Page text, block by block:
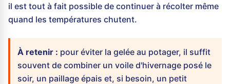
il est tout à fait possible de continuer à récolter même
quand les températures chutent.
À retenir : pour éviter la gelée au potager, il suffit
souvent de combiner un voile d'hivernage posé le
soir, un paillage épais et, si besoin, un petit